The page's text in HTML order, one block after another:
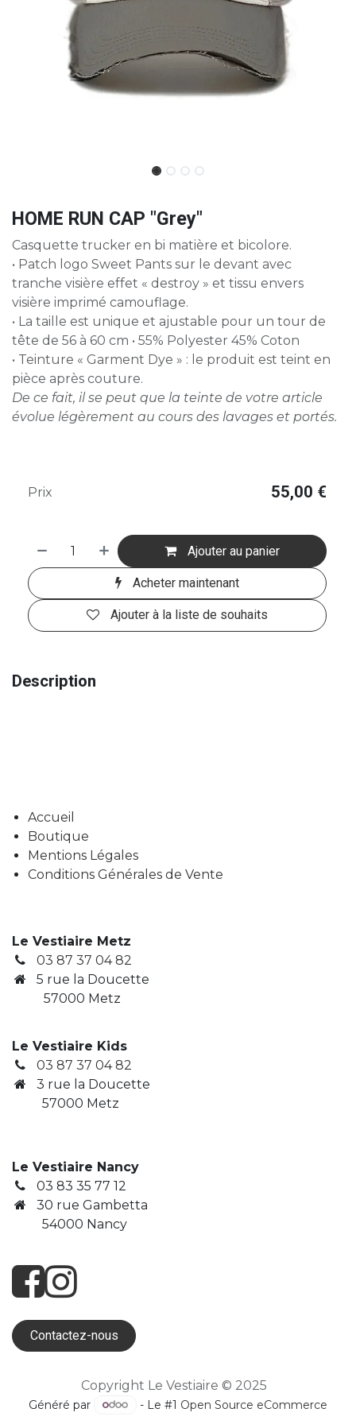
HOME RUN CAP "Grey"
Casquette trucker en bi matière et bicolore.
• Patch logo Sweet Pants sur le devant avec
tranche visière effet « destroy » et tissu envers
visière imprimé camouflage.
• La taille est unique et ajustable pour un tour de
tête de 56 à 60 cm • 55% Polyester 45% Coton
• Teinture « Garment Dye » : le produit est teint en
pièce après couture.
De ce fait, il se peut que la teinte de votre article
évolue légèrement au cours des lavages et portés.
Ajouter au panier
Acheter maintenant
Ajouter à la liste de souhaits
Prix 55,00 €
Description
Accueil
Boutique
Mentions Légales
Conditions Générales de Vente
Le Vestiaire Metz
03 87 37 04 82
5 rue la Doucette
57000 Metz
Le Vestiaire Kids
03 87 37 04 82
3 rue la Doucette
​ 57000 Metz
Le Vestiaire Nancy
03 83 35 77 12
30 rue Gambetta
​ 54000 Nancy
Contactez-nous
Copyright Le Vestiaire © 2025
Généré par - Le #1 Open Source eCommerce